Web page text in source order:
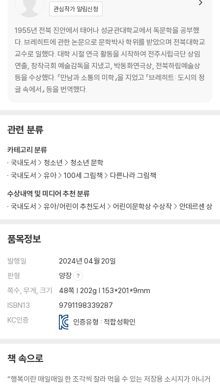
관심작가 알림신청
1955년 전북 진안에서 태어나 성균관대학교에서 독문학을 공부했
다. 브레히트에 관한 논문으로 문학박사 학위를 받았으며 전북대학교
교수로 일했다. 대학 시절 연극 활동을 시작하여 전주시립극단 상임
연출, 창작극회 예술감독을 지냈고, 박동화연극상, 전북하림예술상
등을 수상했다. 『만남과 소통의 미학』을 지었고 『브레히트: 도시의 정
글 속에서』 등을 번역했다.
관련 분류
수상내역 및 미디어 추천 분류
국내도서
유아/어린이 추천도서 어린이문학상 수상작 안데르센 상
카테고리 분류
국내도서
청소년
청소년 문학
국내도서
유아 100세 그림책 다른나라 그림책
품목정보
발행일
2024년 04월 20일
판형
양장
쪽수, 무게, 크기
48쪽 | 202g | 153*201*9mm
ISBN13
9791198339287
KC인증
인증유형 : 적합성확인
책 속으로
“행복이란 매일매일 한 조각씩 잘라 먹을 수 있는 저장용 소시지가 아니거